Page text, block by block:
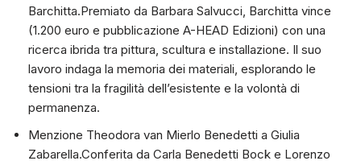
Barchitta.Premiato da Barbara Salvucci, Barchitta vince
(1.200 euro e pubblicazione A-HEAD Edizioni) con una
ricerca ibrida tra pittura, scultura e installazione. Il suo
lavoro indaga la memoria dei materiali, esplorando le
tensioni tra la fragilità dell’esistente e la volontà di
permanenza.
Menzione Theodora van Mierlo Benedetti a Giulia
Zabarella.Conferita da Carla Benedetti Bock e Lorenzo